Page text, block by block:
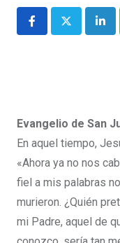
Evangelio de San
En aquel tiempo,
«Ahora ya no nos
fiel a mis palabras
murieron. ¿Quién
mi Padre, aquel de